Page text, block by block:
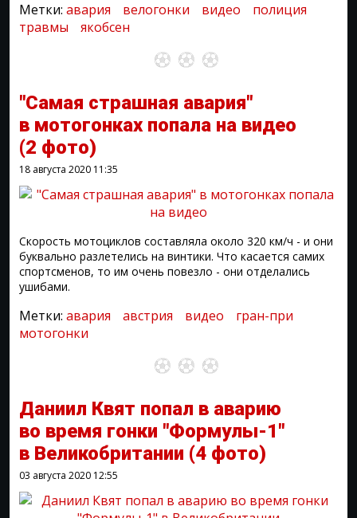
Метки: авария велогонки видео
полиция
травмы
якобсен
"Самая страшная авария"
в мотогонках попала на видео
(2 фото)
18 августа 2020 11:35
Скорость мотоциклов составляла около 320 км/ч - и они
буквально разлетелись на винтики. Что касается самих
спортсменов, то им очень повезло - они отделались
ушибами.
Метки: авария австрия видео
гран-при
мотогонки
Даниил Квят попал в аварию
во время гонки "Формулы-1"
в Великобритании (4 фото)
03 августа 2020 12:55